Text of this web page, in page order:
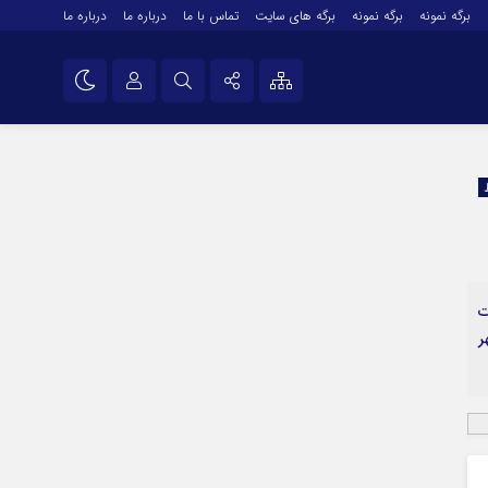
برگه نمونه برگه نمونه برگه های سایت تماس با ما درباره ما درباره ما